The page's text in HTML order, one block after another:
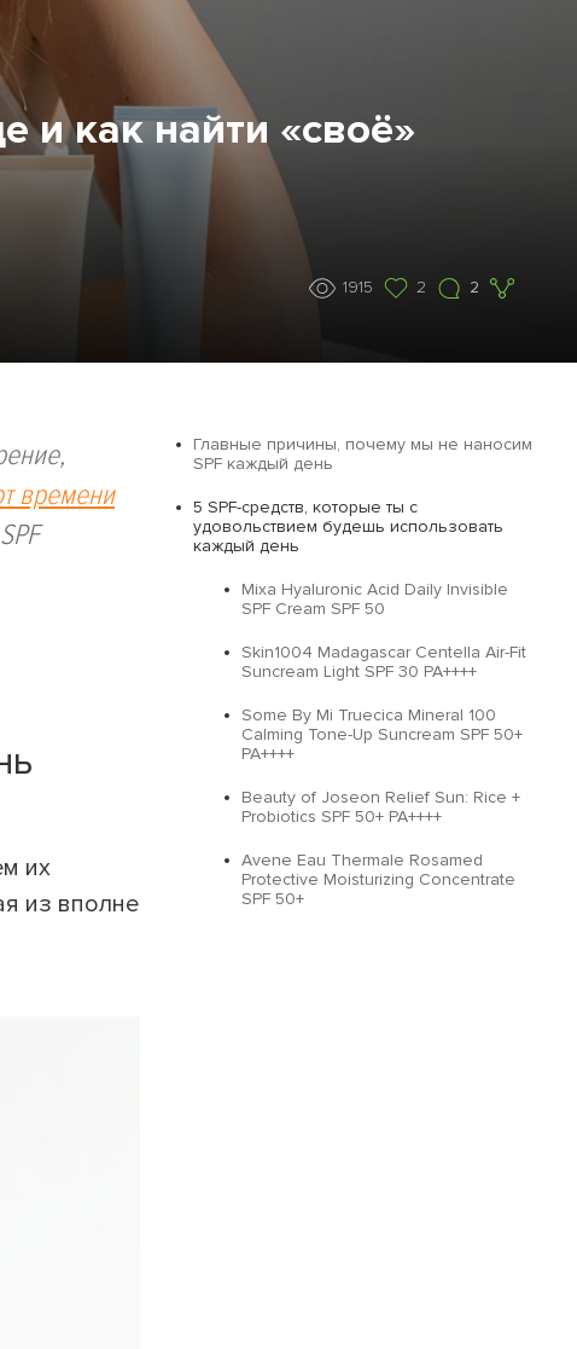
и как найти «своё»
1915 2 2
времени
Главные причины, почему мы не наносим
SPF каждый день
5 SPF-средств, которые ты с
удовольствием будешь использовать
каждый день
Mixa Hyaluronic Acid Daily Invisible
SPF Cream SPF 50
Skin1004 Madagascar Centella Air-Fit
Suncream Light SPF 30 PA++++
Some By Mi Truecica Mineral 100
Calming Tone-Up Suncream SPF 50+
PA++++
Beauty of Joseon Relief Sun: Rice +
Probiotics SPF 50+ PA++++
Avene Eau Thermale Rosamed
Protective Moisturizing Concentrate
SPF 50+
их
из вполне